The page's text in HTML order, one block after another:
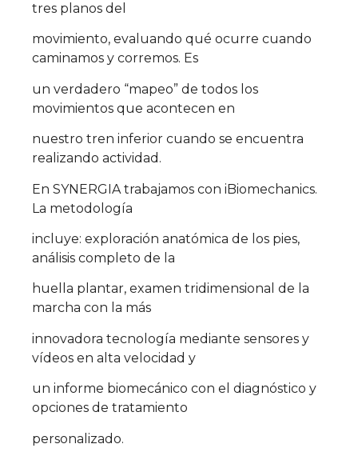
tres planos del
movimiento, evaluando qué ocurre cuando
caminamos y corremos. Es
un verdadero “mapeo” de todos los
movimientos que acontecen en
nuestro tren inferior cuando se encuentra
realizando actividad.
En SYNERGIA trabajamos con iBiomechanics.
La metodología
incluye: exploración anatómica de los pies,
análisis completo de la
huella plantar, examen tridimensional de la
marcha con la más
innovadora tecnología mediante sensores y
vídeos en alta velocidad y
un informe biomecánico con el diagnóstico y
opciones de tratamiento
personalizado.